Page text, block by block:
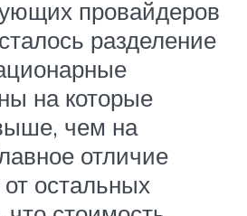
провайдеров
разделение
на которые
чем на
отличие
остальных